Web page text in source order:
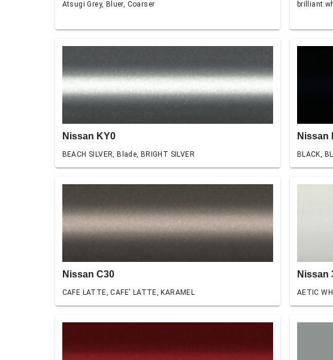
Atsugi Grey, Bluer, Coarser brilliant
Nissan KY0
BEACH SILVER, Blade, BRIGHT SILVER
Nissan
BLACK,
Nissan C30
CAFE LATTE, CAFE' LATTE, KARAMEL
Nissan
AETIC